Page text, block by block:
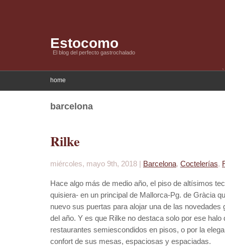
Estocomo
El blog del perfecto gastrochalado
home
barcelona
Rilke
miércoles, mayo 9th, 2018 | Barcelona, Coctelerías,
Hace algo más de medio año, el piso de altísimos
quisiera- en un principal de Mallorca-Pg. de Gràcia
nuevo sus puertas para alojar una de las
del año. Y es que Rilke no destaca solo por ese
restaurantes semiescondidos en pisos, o por la
confort de sus mesas, espaciosas y espaciadas.